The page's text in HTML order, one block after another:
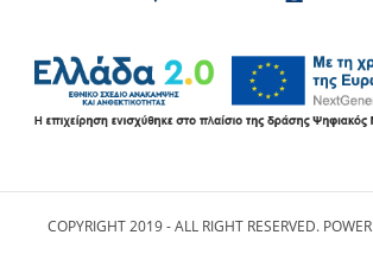
COPYRIGHT 2019 - ALL RIGHT RESERVED.